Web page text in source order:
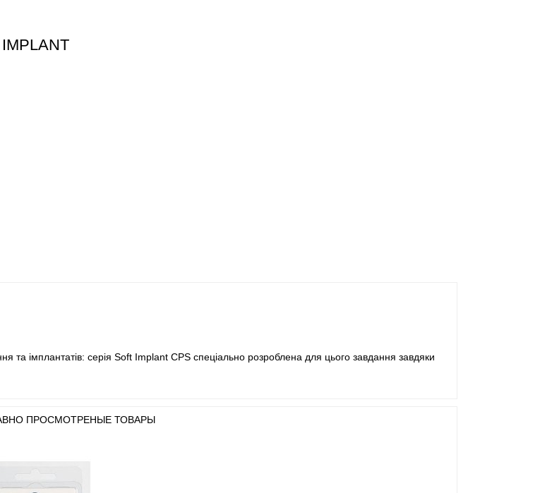
IMPLANT
та імплантатів: серія Soft Implant CPS спеціально розроблена для цього завдання завдяки
ПРОСМОТРЕНЫЕ ТОВАРЫ